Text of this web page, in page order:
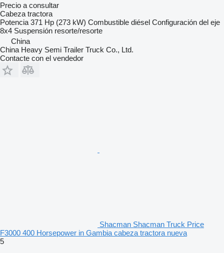
Precio a consultar
Cabeza tractora
Potencia 371 Hp (273 kW) Combustible diésel Configuración del eje
8x4 Suspensión resorte/resorte
China
China Heavy Semi Trailer Truck Co., Ltd.
Contacte con el vendedor
Shacman Shacman Truck Price
F3000 400 Horsepower in Gambia cabeza tractora nueva
5